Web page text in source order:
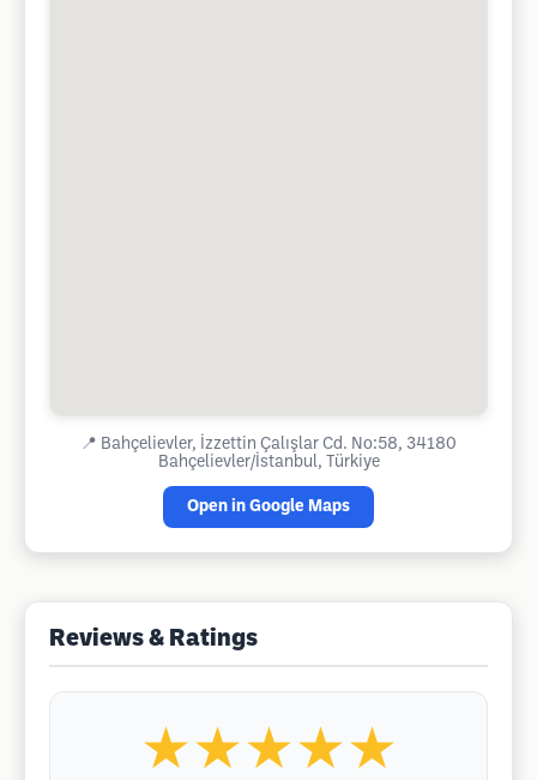
📍 Bahçelievler, İzzettin Çalışlar Cd. No:58, 34180
Bahçelievler/İstanbul, Türkiye
Open in Google Maps
Reviews & Ratings
★★★★★